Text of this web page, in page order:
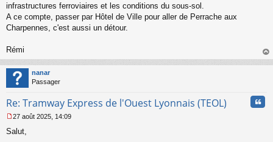
o
n
u
infrastructures ferroviaires et les conditions du sous-sol.
A ce compte, passer par Hôtel de Ville pour aller de Perrache aux
Charpennes, c'est aussi un détour.
Rémi
au
nanar
Passager
Re: Tramway Express de l'Ouest Lyonnais (TEOL)
e
27 août 2025, 14:09
Salut,